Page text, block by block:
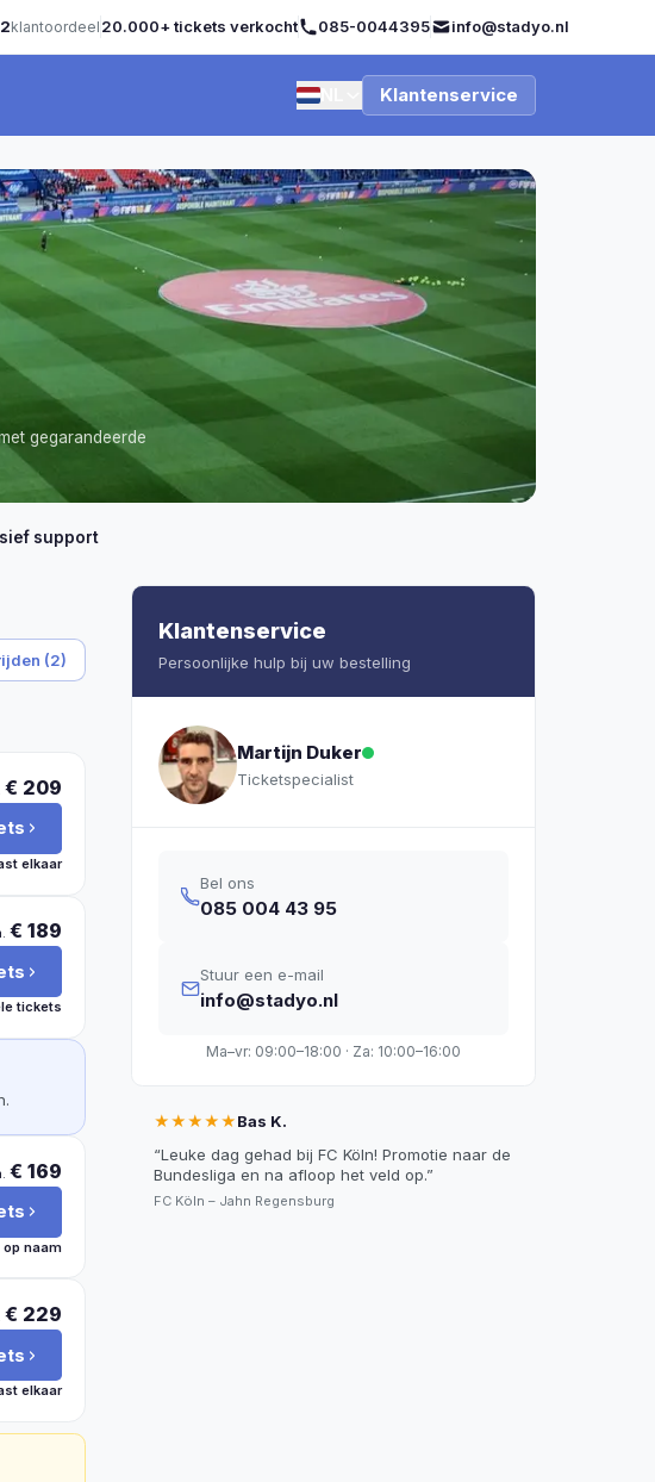
klantoordeel 20.000+ tickets verkocht 085-0044395 info@stadyo.nl
Klantenservice
gegarandeerde
support
(2)
€ 209
elkaar
€ 189
tickets
€ 169
naam
€ 229
elkaar
Klantenservice
Persoonlijke hulp bij uw bestelling
Martijn Duker
Ticketspecialist
Bel ons
085 004 43 95
Stuur een e-mail
info@stadyo.nl
Ma–vr: 09:00–18:00 · Za: 10:00–16:00
★★★★★Bas K.
“Leuke dag gehad bij FC Köln! Promotie naar de
Bundesliga en na afloop het veld op.”
FC Köln – Jahn Regensburg